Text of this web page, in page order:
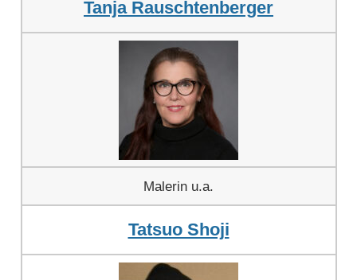
Tanja Rauschtenberger
Malerin u.a.
Tatsuo Shoji